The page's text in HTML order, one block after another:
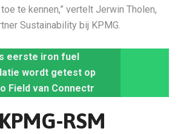
te kennen,” vertelt Jerwin Tholen,
Sustainability bij KPMG.
eerste iron fuel
wordt getest op
Field van Connectr
RSM